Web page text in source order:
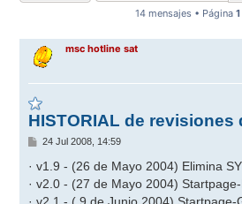
14 mensajes • Página 1
msc hotline sat
HISTORIAL de revisiones
M
n
a
24 Jul 2008, 14:59
· v1.9 - (26 de Mayo 2004) Elimina
· v2.0 - (27 de Mayo 2004)